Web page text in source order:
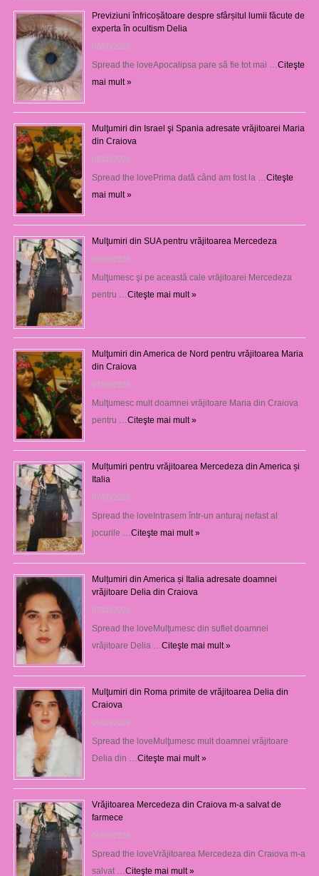
Previziuni înfricoșătoare despre sfârșitul lumii făcute de
experta în ocultism Delia
08/08/2026
Spread the loveApocalipsa pare să fie tot mai …Citeşte
mai mult »
Mulţumiri din Israel şi Spania adresate vrăjitoarei Maria
din Craiova
08/08/2026
Spread the lovePrima dată când am fost la …Citeşte
mai mult »
Mulţumiri din SUA pentru vrăjitoarea Mercedeza
08/08/2026
Mulţumesc şi pe această cale vrăjitoarei Mercedeza
pentru …Citeşte mai mult »
Mulţumiri din America de Nord pentru vrăjitoarea Maria
din Craiova
07/08/2026
Mulţumesc mult doamnei vrăjitoare Maria din Craiova
pentru …Citeşte mai mult »
Mulțumiri pentru vrăjitoarea Mercedeza din America și
Italia
07/08/2026
Spread the loveIntrasem într-un anturaj nefast al
jocurile …Citeşte mai mult »
Mulțumiri din America și Italia adresate doamnei
vrăjitoare Delia din Craiova
07/08/2026
Spread the loveMulţumesc din suflet doamnei
vrăjitoare Delia …Citeşte mai mult »
Mulţumiri din Roma primite de vrăjitoarea Delia din
Craiova
06/08/2026
Spread the loveMulţumesc mult doamnei vrăjitoare
Delia din …Citeşte mai mult »
Vrăjitoarea Mercedeza din Craiova m-a salvat de
farmece
06/08/2026
Spread the loveVrăjitoarea Mercedeza din Craiova m-a
salvat …Citeşte mai mult »